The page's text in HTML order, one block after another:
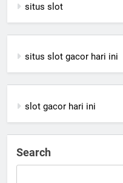
situs slot
situs slot gacor hari ini
slot gacor hari ini
Search